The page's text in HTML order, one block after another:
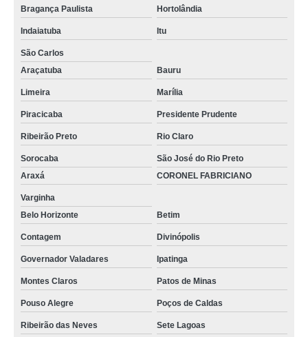
Bragança Paulista Hortolândia
Indaiatuba Itu
São Carlos
Araçatuba
Bauru
Limeira Marília
Piracicaba Presidente Prudente
Ribeirão Preto Rio Claro
Sorocaba
São José do Rio Preto
Araxá
CORONEL FABRICIANO
Varginha
Belo Horizonte
Betim
Contagem Divinópolis
Governador Valadares Ipatinga
Montes Claros Patos de Minas
Pouso Alegre Poços de Caldas
Ribeirão das Neves Sete Lagoas